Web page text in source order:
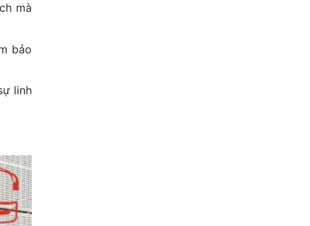
mà
bảo
linh